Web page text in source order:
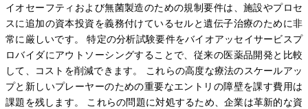
イオセーフティおよび無菌製造のための規制要件は、施設やプロセ
スに追加の資本投資を義務付けているセルと遺伝子治療のために非
常に厳しいです。 特定の分析試験要件をバイオアッセイサービスプ
ロバイダにアウトソーシングすることで、従来の医薬品開発と比較
して、コストを削減できます。 これらの高度な療法のスケールアッ
プと新しいプレーヤーのための重要なエントリの障壁を課す費用は
課題を残します。 これらの問題に対処するため、企業は革新的な資